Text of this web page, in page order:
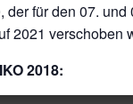
der für den 07.
2021 verschoben
2018: